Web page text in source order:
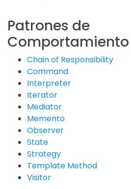
Patrones de
Comportamiento
Chain of Responsibility
Command
Interpreter
Iterator
Mediator
Memento
Observer
State
Strategy
Template Method
Visitor